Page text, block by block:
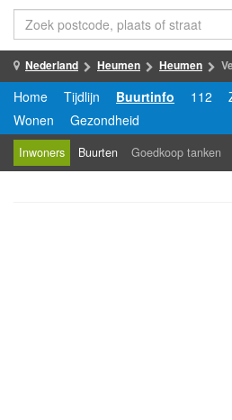
Nederland Heumen Heumen
Home Tijdlijn Buurtinfo 112
Wonen
Gezondheid
Inwoners Buurten Goedkoop tanken